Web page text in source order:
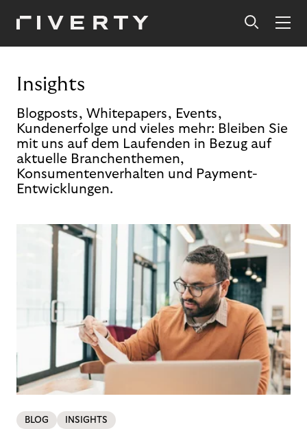
Insights
Blogposts, Whitepapers, Events,
Kundenerfolge und vieles mehr: Bleiben Sie
mit uns auf dem Laufenden in Bezug auf
aktuelle Branchenthemen,
Konsumentenverhalten und Payment-
Entwicklungen.
BLOG INSIGHTS